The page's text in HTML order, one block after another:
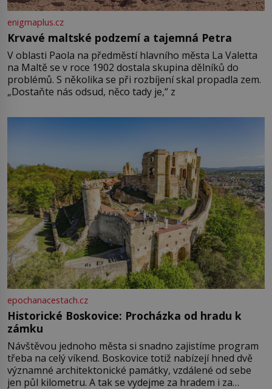
enigmaplus.cz
Krvavé maltské podzemí a tajemná Petra
V oblasti Paola na předměstí hlavního města La Valetta
na Maltě se v roce 1902 dostala skupina dělníků do
problémů. S několika se při rozbíjení skal propadla zem.
„Dostaňte nás odsud, něco tady je,“ z
epochanacestach.cz
Historické Boskovice: Procházka od hradu k
zámku
Návštěvou jednoho města si snadno zajistíme program
třeba na celý víkend. Boskovice totiž nabízejí hned dvě
významné architektonické památky, vzdálené od sebe
jen půl kilometru. A tak se vydejme za hradem i za